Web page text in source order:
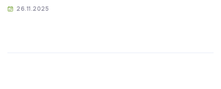
26.11.2025